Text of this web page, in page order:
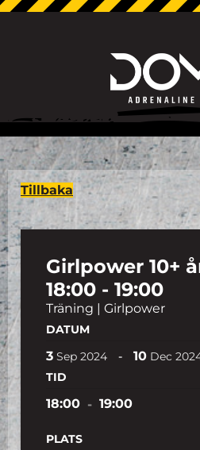
Tillbaka
Girlpower 10+
18:00 - 19:00
Träning | Girlpower
DATUM
3 Sep 2024 - 10 Dec
TID
18:00 - 19:00
PLATS